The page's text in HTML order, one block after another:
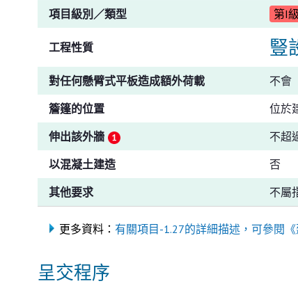
項目級別／類型 第I
工程性質 豎
對任何懸臂式平板造成額外荷載
不會
簷篷的位置
位於
伸出該外牆
不超
以混凝土建造
否
其他要求
不屬
更多資料： 有關項目-1.27的詳細描述，可參閱
呈交程序